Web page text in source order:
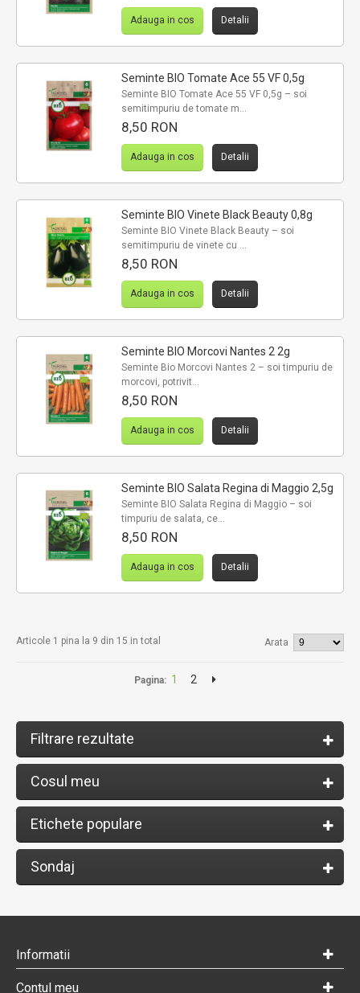
Adauga in cos Detalii
Seminte BIO Tomate Ace 55 VF 0,5g
Seminte BIO Tomate Ace 55 VF 0,5g – soi
semitimpuriu de tomate m...
8,50 RON
Adauga in cos Detalii
Seminte BIO Vinete Black Beauty 0,8g
Seminte BIO Vinete Black Beauty – soi
semitimpuriu de vinete cu ...
8,50 RON
Adauga in cos Detalii
Seminte BIO Morcovi Nantes 2 2g
Seminte Bio Morcovi Nantes 2 – soi timpuriu de
morcovi, potrivit...
8,50 RON
Adauga in cos Detalii
Seminte BIO Salata Regina di Maggio 2,5g
Seminte BIO Salata Regina di Maggio – soi
timpuriu de salata, ce...
8,50 RON
Adauga in cos Detalii
Articole 1 pina la 9 din 15 in total Arata
Pagina: 1 2
Filtrare rezultate
Cosul meu
Etichete populare
Sondaj
Informatii
Contul meu